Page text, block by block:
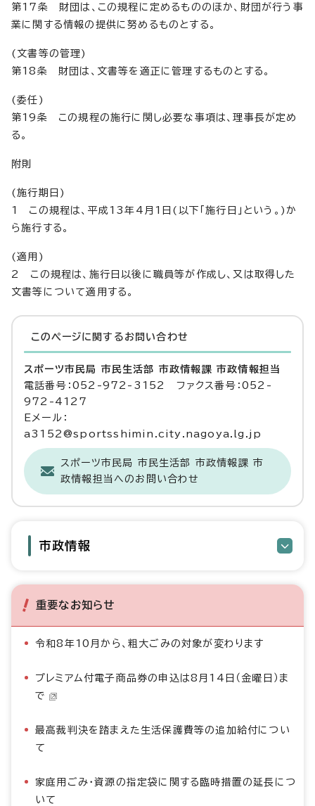
第17条 財団は、この規程に定めるもののほか、財団が行う事
業に関する情報の提供に努めるものとする。
(文書等の管理)
第18条 財団は、文書等を適正に管理するものとする。
(委任)
第19条 この規程の施行に関し必要な事項は、理事長が定め
る。
附則
(施行期日)
1 この規程は、平成13年4月1日(以下「施行日」という。)か
ら施行する。
(適用)
2 この規程は、施行日以後に職員等が作成し、又は取得した
文書等について適用する。
このページに関する お問い合わせ
スポーツ市民局 市民生活部 市政情報課 市政情報担当
電話番号：052-972-3152 ファクス番号：052-
972-4127
Eメール：
a3152@sportsshimin.city.nagoya.lg.jp
スポーツ市民局 市民生活部 市政情報課 市
政情報担当へのお問い合わせ
市政情報
重要なお知らせ
令和8年10月から、粗大ごみの対象が変わります
プレミアム付電子商品券の申込は8月14日（金曜日）ま
で
最高裁判決を踏まえた生活保護費等の追加給付につい
て
家庭用ごみ・資源の指定袋に関する臨時措置の延長につ
いて